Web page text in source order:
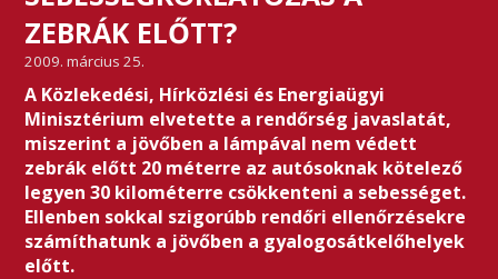
ZEBRÁK ELŐTT?
2009. március 25.
A Közlekedési, Hírközlési és Energiaügyi
Minisztérium elvetette a rendőrség javaslatát,
miszerint a jövőben a lámpával nem védett
zebrák előtt 20 méterre az autósoknak kötelező
legyen 30 kilométerre csökkenteni a sebességet.
Ellenben sokkal szigorúbb rendőri ellenőrzésekre
számíthatunk a jövőben a gyalogosátkelőhelyek
előtt.